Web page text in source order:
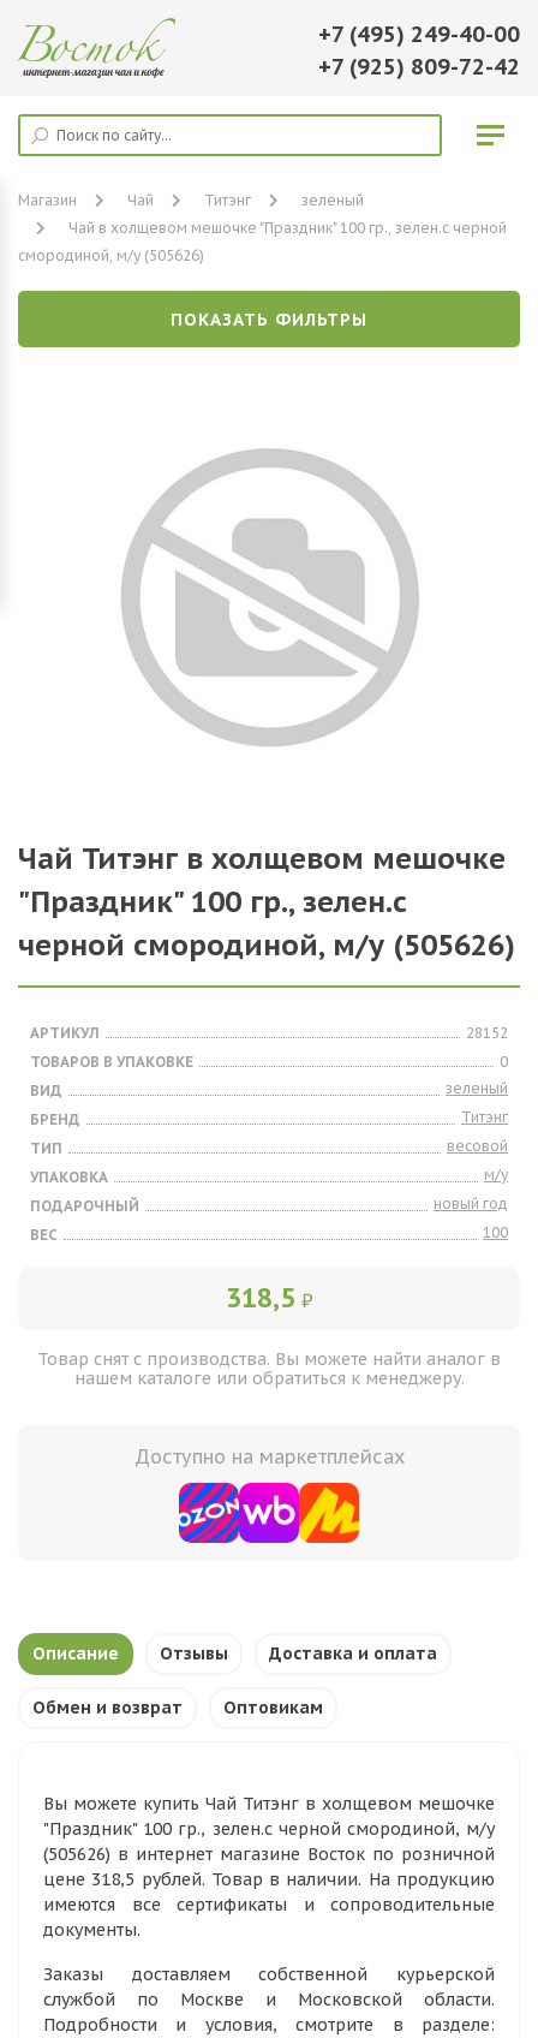
+7 (495) 249-40-00
+7 (925) 809-72-42
Магазин Чай Титэнг
зеленый
Чай в холщевом мешочке "Праздник" 100 гр., зелен.с черной
смородиной, м/у (505626)
ПОКАЗАТЬ ФИЛЬТРЫ
Чай Титэнг в холщевом мешочке
"Праздник" 100 гр., зелен.с
черной смородиной, м/у (505626)
АРТИКУЛ
28152
ТОВАРОВ В УПАКОВКЕ
0
ВИД
зеленый
БРЕНД
Титэнг
ТИП
весовой
УПАКОВКА
м/у
ПОДАРОЧНЫЙ
новый год
ВЕС
100
318,5 ₽
Товар снят с производства. Вы можете найти аналог в
нашем каталоге или обратиться к менеджеру.
Доступно на маркетплейсах
Описание Отзывы Доставка и оплата
Обмен и возврат Оптовикам
Вы можете купить Чай Титэнг в холщевом мешочке
"Праздник" 100 гр., зелен.с черной смородиной, м/у
(505626) в интернет магазине Восток по розничной
цене 318,5 рублей. Товар в наличии. На продукцию
имеются все сертификаты и сопроводительные
документы.
Заказы доставляем собственной курьерской
службой по Москве и Московской области.
Подробности и условия, смотрите в разделе: